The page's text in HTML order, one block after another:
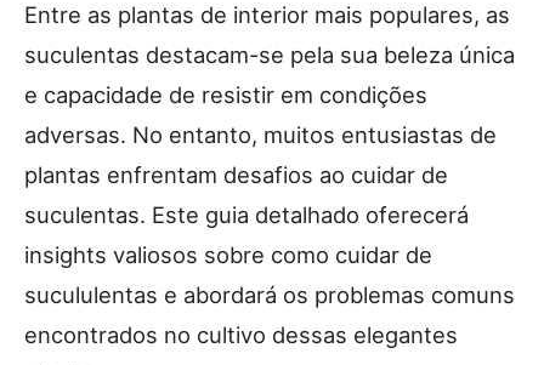
Entre as plantas de interior mais populares, as
suculentas destacam-se pela sua beleza única
e capacidade de resistir em condições
adversas. No entanto, muitos entusiastas de
plantas enfrentam desafios ao cuidar de
suculentas. Este guia detalhado oferecerá
insights valiosos sobre como cuidar de
sucululentas e abordará os problemas comuns
encontrados no cultivo dessas elegantes